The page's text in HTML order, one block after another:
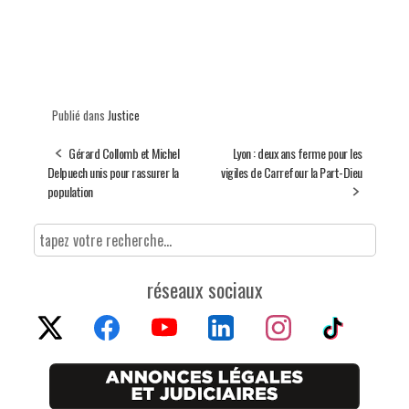
Publié dans Justice
Gérard Collomb et Michel
Delpuech unis pour rassurer la
population
Lyon : deux ans ferme pour les
vigiles de Carrefour la Part-Dieu
réseaux sociaux